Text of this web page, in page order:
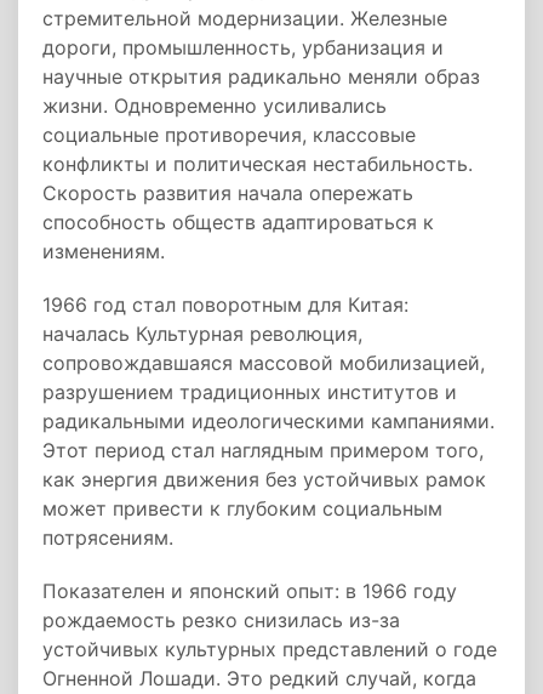
стремительной модернизации. Железные
дороги, промышленность, урбанизация и
научные открытия радикально меняли образ
жизни. Одновременно усиливались
социальные противоречия, классовые
конфликты и политическая нестабильность.
Скорость развития начала опережать
способность обществ адаптироваться к
изменениям.
1966 год стал поворотным для Китая:
началась Культурная революция,
сопровождавшаяся массовой мобилизацией,
разрушением традиционных институтов и
радикальными идеологическими кампаниями.
Этот период стал наглядным примером того,
как энергия движения без устойчивых рамок
может привести к глубоким социальным
потрясениям.
Показателен и японский опыт: в 1966 году
рождаемость резко снизилась из-за
устойчивых культурных представлений о годе
Огненной Лошади. Это редкий случай, когда